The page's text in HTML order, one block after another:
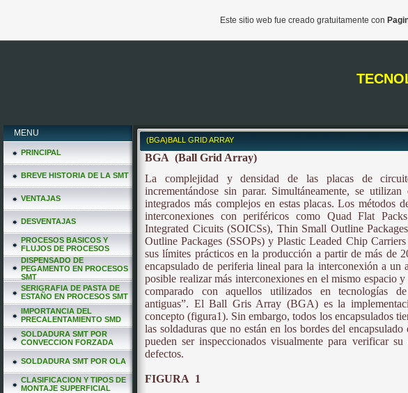
MENU
PRINCIPAL
BREVE HISTORIA DE LA SMT
VENTAJAS
DESVENTAJAS
PROCESOS BASICOS Y
FLUJOS DE PROCESOS
DISPENSADO DE
PEGAMENTO EN PROCESOS
SMT
SERIGRAFIA DE PASTA DE
ESTAÑO EN PROCESOS SMT
IMPORTANCIA DEL
PRECALENTAMIENTO SMD
SOLDADURA SMT POR
CONVECCION FORZADA
SOLDADURA SMT POR OLA
CLASIFICACION Y TIPOS DE
MONTAJE SUPERFICIAL
(BGA)BALL GRID ARRAY
BGA (Ball Grid Array)
La complejidad y densidad de las placas de
incrementándose sin parar. Simultáneamente, se
integrados más complejos en estas placas. Los métodos
interconexiones con periféricos como Quad Flat
Integrated Cicuits (SOICSs), Thin Small Outline
Outline Packages (SSOPs) y Plastic Leaded Chip
sus límites prácticos en la producción a partir de más de
encapsulado de periferia lineal para la interconexión a un
posible realizar más interconexiones en el mismo espacio
comparado con aquellos utilizados en tecnologías
antiguas”. El Ball Gris Array (BGA) es la
concepto (figura1). Sin embargo, todos los encapsulados
las soldaduras que no están en los bordes del
pueden ser inspeccionados visualmente para verificar
defectos.
FIGURA 1
Este sitio web fue creado gratuitamente con